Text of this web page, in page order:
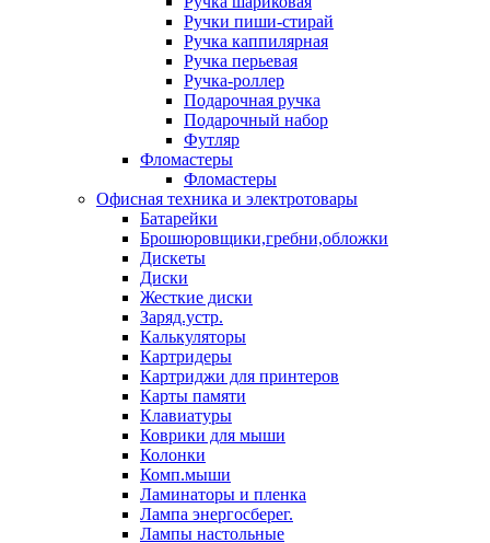
Ручки пиши-стирай
Ручка каппилярная
Ручка перьевая
Ручка-роллер
Подарочная ручка
Подарочный набор
Футляр
Фломастеры
Фломастеры
Офисная техника и электротовары
Батарейки
Брошюровщики,гребни,обложки
Дискеты
Диски
Жесткие диски
Заряд.устр.
Калькуляторы
Картридеры
Картриджи для принтеров
Карты памяти
Клавиатуры
Коврики для мыши
Колонки
Комп.мыши
Ламинаторы и пленка
Лампа энергосберег.
Лампы настольные